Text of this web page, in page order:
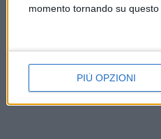
momento tornando su
PIÙ OPZIONI